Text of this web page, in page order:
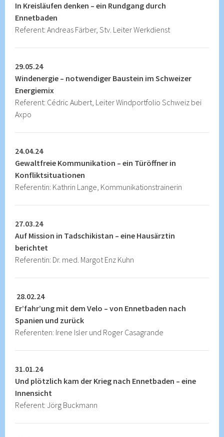
In Kreisläufen denken – ein Rundgang durch
Ennetbaden
Referent: Andreas Färber, Stv. Leiter Werkdienst
29.05.24
Windenergie – notwendiger Baustein im Schweizer
Energiemix
Referent: Cédric Aubert, Leiter Windportfolio Schweiz bei
Axpo
24.04.24
Gewaltfreie Kommunikation – ein Türöffner in
Konfliktsituationen
Referentin: Kathrin Lange, Kommunikationstrainerin
27.03.24
Auf Mission in Tadschikistan – eine Hausärztin
berichtet
Referentin: Dr. med. Margot Enz Kuhn
28.02.24
Er’fahr’ung mit dem Velo – von Ennetbaden nach
Spanien und zurück
Referenten: Irene Isler und Roger Casagrande
31.01.24
Und plötzlich kam der Krieg nach Ennetbaden – eine
Innensicht
Referent: Jörg Buckmann